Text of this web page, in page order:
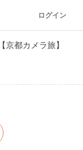
ログイン
都カメラ旅】